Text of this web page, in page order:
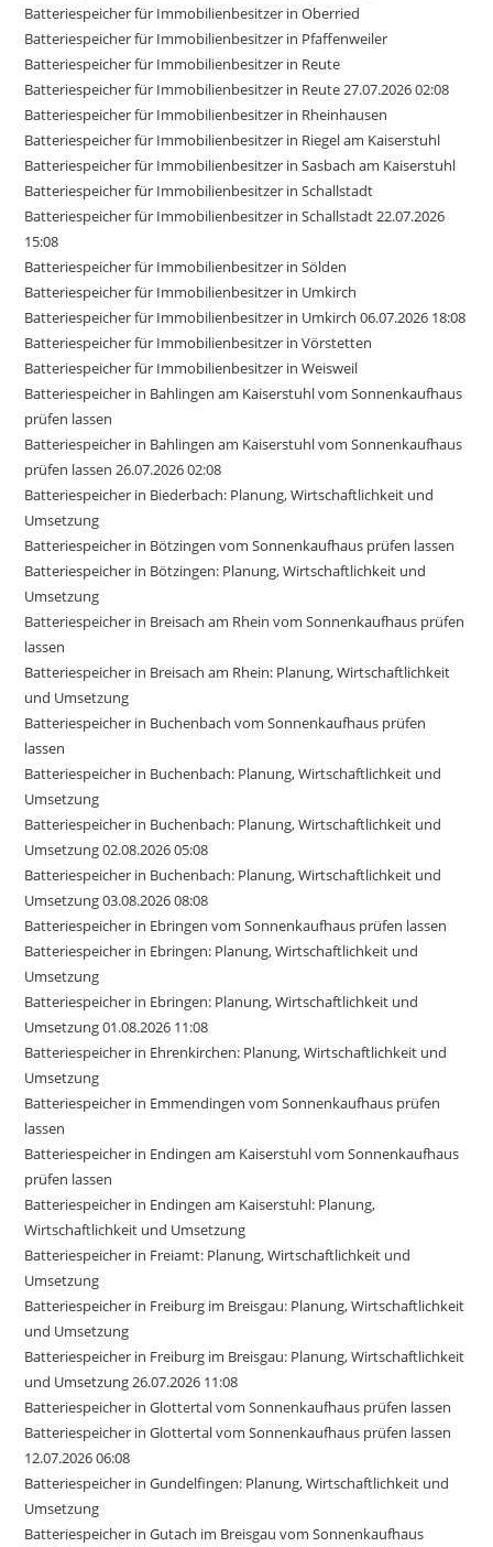
Batteriespeicher für Immobilienbesitzer in Oberried
Batteriespeicher für Immobilienbesitzer in Pfaffenweiler
Batteriespeicher für Immobilienbesitzer in Reute
Batteriespeicher für Immobilienbesitzer in Reute 27.07.2026 02:08
Batteriespeicher für Immobilienbesitzer in Rheinhausen
Batteriespeicher für Immobilienbesitzer in Riegel am Kaiserstuhl
Batteriespeicher für Immobilienbesitzer in Sasbach am Kaiserstuhl
Batteriespeicher für Immobilienbesitzer in Schallstadt
Batteriespeicher für Immobilienbesitzer in Schallstadt 22.07.2026
15:08
Batteriespeicher für Immobilienbesitzer in Sölden
Batteriespeicher für Immobilienbesitzer in Umkirch
Batteriespeicher für Immobilienbesitzer in Umkirch 06.07.2026 18:08
Batteriespeicher für Immobilienbesitzer in Vörstetten
Batteriespeicher für Immobilienbesitzer in Weisweil
Batteriespeicher in Bahlingen am Kaiserstuhl vom Sonnenkaufhaus
prüfen lassen
Batteriespeicher in Bahlingen am Kaiserstuhl vom Sonnenkaufhaus
prüfen lassen 26.07.2026 02:08
Batteriespeicher in Biederbach: Planung, Wirtschaftlichkeit und
Umsetzung
Batteriespeicher in Bötzingen vom Sonnenkaufhaus prüfen lassen
Batteriespeicher in Bötzingen: Planung, Wirtschaftlichkeit und
Umsetzung
Batteriespeicher in Breisach am Rhein vom Sonnenkaufhaus prüfen
lassen
Batteriespeicher in Breisach am Rhein: Planung, Wirtschaftlichkeit
und Umsetzung
Batteriespeicher in Buchenbach vom Sonnenkaufhaus prüfen
lassen
Batteriespeicher in Buchenbach: Planung, Wirtschaftlichkeit und
Umsetzung
Batteriespeicher in Buchenbach: Planung, Wirtschaftlichkeit und
Umsetzung 02.08.2026 05:08
Batteriespeicher in Buchenbach: Planung, Wirtschaftlichkeit und
Umsetzung 03.08.2026 08:08
Batteriespeicher in Ebringen vom Sonnenkaufhaus prüfen lassen
Batteriespeicher in Ebringen: Planung, Wirtschaftlichkeit und
Umsetzung
Batteriespeicher in Ebringen: Planung, Wirtschaftlichkeit und
Umsetzung 01.08.2026 11:08
Batteriespeicher in Ehrenkirchen: Planung, Wirtschaftlichkeit und
Umsetzung
Batteriespeicher in Emmendingen vom Sonnenkaufhaus prüfen
lassen
Batteriespeicher in Endingen am Kaiserstuhl vom Sonnenkaufhaus
prüfen lassen
Batteriespeicher in Endingen am Kaiserstuhl: Planung,
Wirtschaftlichkeit und Umsetzung
Batteriespeicher in Freiamt: Planung, Wirtschaftlichkeit und
Umsetzung
Batteriespeicher in Freiburg im Breisgau: Planung, Wirtschaftlichkeit
und Umsetzung
Batteriespeicher in Freiburg im Breisgau: Planung, Wirtschaftlichkeit
und Umsetzung 26.07.2026 11:08
Batteriespeicher in Glottertal vom Sonnenkaufhaus prüfen lassen
Batteriespeicher in Glottertal vom Sonnenkaufhaus prüfen lassen
12.07.2026 06:08
Batteriespeicher in Gundelfingen: Planung, Wirtschaftlichkeit und
Umsetzung
Batteriespeicher in Gutach im Breisgau vom Sonnenkaufhaus